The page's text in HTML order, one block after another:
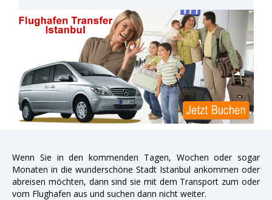
Wenn Sie in den kommenden Tagen, Wochen oder sogar
Monaten in die wunderschöne Stadt Istanbul ankommen oder
abreisen möchten, dann sind sie mit dem Transport zum oder
vom Flughafen aus und suchen dann nicht weiter.